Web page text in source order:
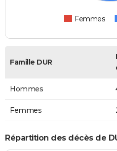
Femmes
Famille DUR
Hommes
Femmes
Répartition des décès de